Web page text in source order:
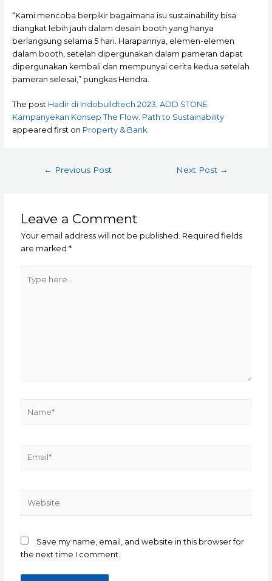
“Kami mencoba berpikir bagaimana isu sustainability bisa
diangkat lebih jauh dalam desain booth yang hanya
berlangsung selama 5 hari. Harapannya, elemen-elemen
dalam booth, setelah dipergunakan dalam pameran dapat
dipergunakan kembali dan mempunyai cerita kedua setelah
pameran selesai,” pungkas Hendra.
The post Hadir di Indobuildtech 2023, ADD STONE
Kampanyekan Konsep The Flow: Path to Sustainability
appeared first on Property & Bank.
← Previous Post Next Post →
Leave a Comment
Your email address will not be published. Required fields
are marked*
here..
Save my name, email, and website in this browser for
the next time I comment.